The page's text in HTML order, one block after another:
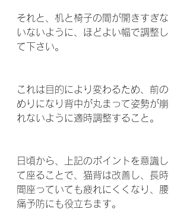
それと、机と椅子の間が開きすぎな
いないように、ほどよい幅で調整し
て下さい。
これは目的により変わるため、前の
めりになり背中が丸まって姿勢が崩
れないように適時調整すること。
日頃から、上記のポイントを意識し
て座ることで、猫背は改善し、長時
間座っていても疲れにくくなり、腰
痛予防にも役立ちます。